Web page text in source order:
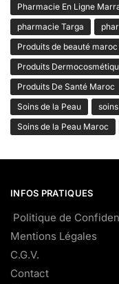
Pharmacie En Ligne
pharmacie Targa
Produits de beauté maroc
Produits
Produits De Santé Maroc
Soins de la Peau
Soins de la Peau Maroc
INFOS PRATIQUES
Politique de
Mentions Légales
C.G.V.
Contact